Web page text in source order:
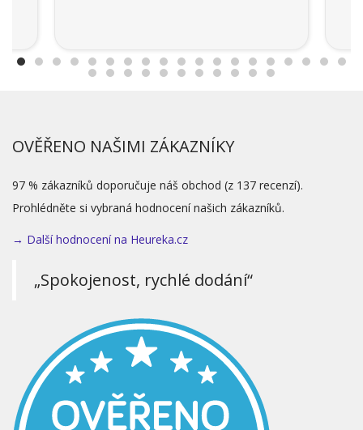
OVĚŘENO NAŠIMI ZÁKAZNÍKY
97 % zákazníků doporučuje náš obchod (z 137 recenzí).
Prohlédněte si vybraná hodnocení našich zákazníků.
→ Další hodnocení na Heureka.cz
„Spokojenost, rychlé dodání“